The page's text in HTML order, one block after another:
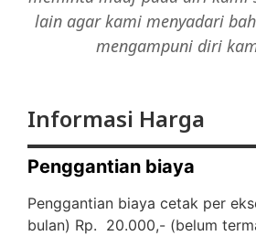
lain agar kami menyadari
mengampuni diri
Informasi Harga
Penggantian biaya
Penggantian biaya cetak per
bulan) Rp. 20.000,- (belum